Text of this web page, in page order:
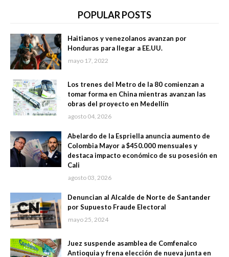
POPULAR POSTS
Haitianos y venezolanos avanzan por
Honduras para llegar a EE.UU.
mayo 17, 2022
Los trenes del Metro de la 80 comienzan a
tomar forma en China mientras avanzan las
obras del proyecto en Medellín
agosto 04, 2026
Abelardo de la Espriella anuncia aumento de
Colombia Mayor a $450.000 mensuales y
destaca impacto económico de su posesión en
Cali
agosto 03, 2026
Denuncian al Alcalde de Norte de Santander
por Supuesto Fraude Electoral
mayo 25, 2024
Juez suspende asamblea de Comfenalco
Antioquia y frena elección de nueva junta en